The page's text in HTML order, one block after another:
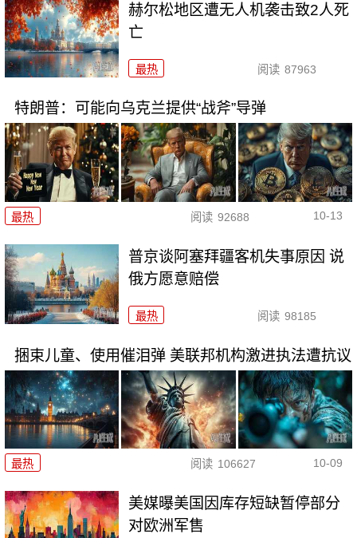
赫尔松地区遭无人机袭击致2人死
亡
最热 阅读 87963
特朗普：可能向乌克兰提供“战斧”导弹
最热 阅读 92688 10-13
普京谈阿塞拜疆客机失事原因 说
俄方愿意赔偿
最热 阅读 98185
捆束儿童、使用催泪弹 美联邦机构激进执法遭抗议
最热 阅读 106627 10-09
美媒曝美国因库存短缺暂停部分
对欧洲军售